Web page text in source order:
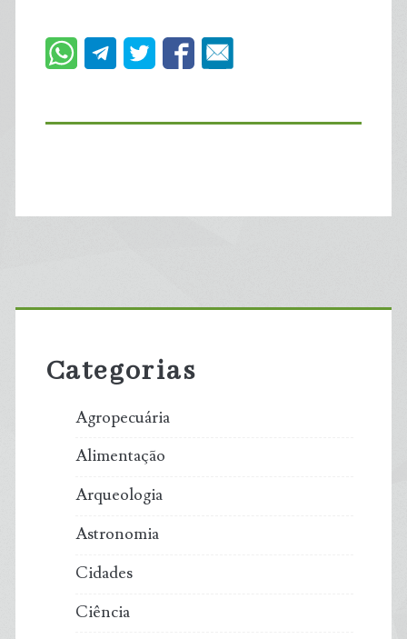
Primary
Sidebar
Categorias
Agropecuária
Alimentação
Arqueologia
Astronomia
Cidades
Ciência